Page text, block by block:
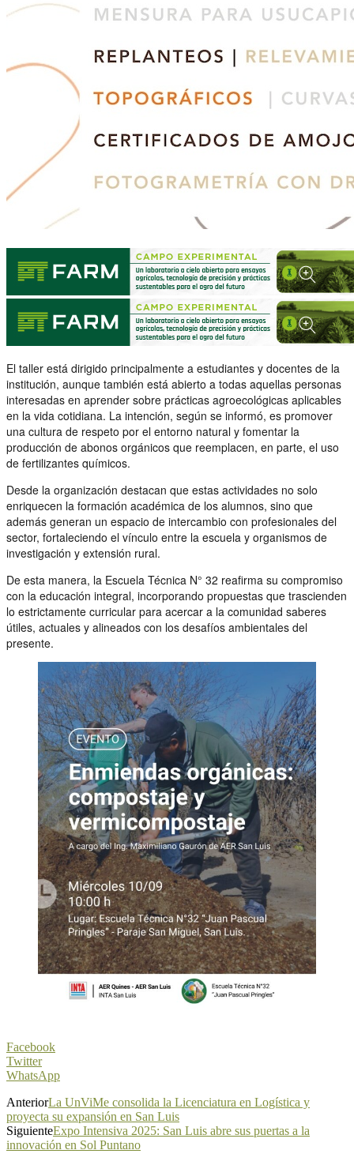
El taller está dirigido principalmente a estudiantes y docentes de la
institución, aunque también está abierto a todas aquellas personas
interesadas en aprender sobre prácticas agroecológicas aplicables
en la vida cotidiana. La intención, según se informó, es promover
una cultura de respeto por el entorno natural y fomentar la
producción de abonos orgánicos que reemplacen, en parte, el uso
de fertilizantes químicos.
Desde la organización destacan que estas actividades no solo
enriquecen la formación académica de los alumnos, sino que
además generan un espacio de intercambio con profesionales del
sector, fortaleciendo el vínculo entre la escuela y organismos de
investigación y extensión rural.
De esta manera, la Escuela Técnica N° 32 reafirma su compromiso
con la educación integral, incorporando propuestas que trascienden
lo estrictamente curricular para acercar a la comunidad saberes
útiles, actuales y alineados con los desafíos ambientales del
presente.
Facebook
Twitter
WhatsApp
AnteriorLa UnViMe consolida la Licenciatura en Logística y
proyecta su expansión en San Luis
SiguienteExpo Intensiva 2025: San Luis abre sus puertas a la
innovación en Sol Puntano